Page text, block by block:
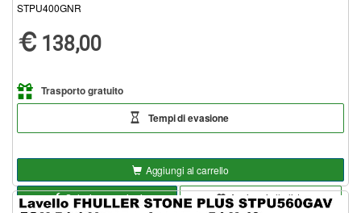
STPU400GNR
138,00
Trasporto gratuito
Tempi di evasione
Aggiungi al carrello
Seleziona opzioni
Aggiungi alla lista